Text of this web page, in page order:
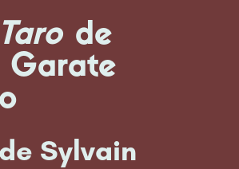
de
Garate
Sylvain